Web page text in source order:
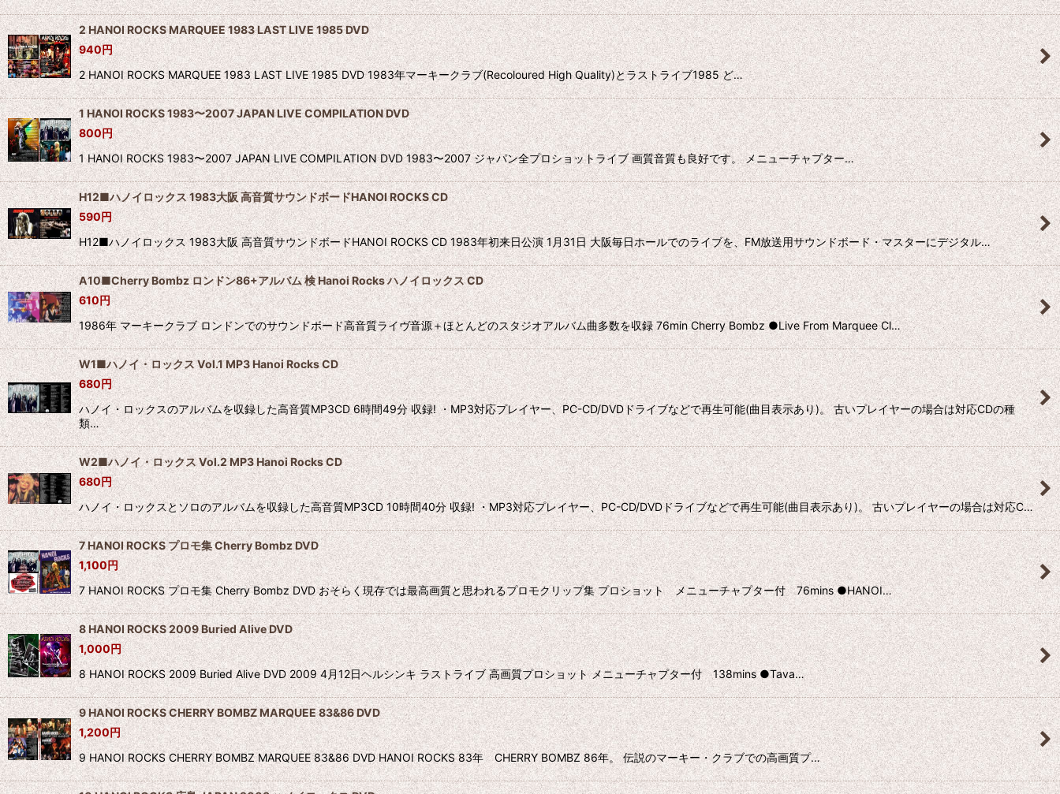
2 HANOI ROCKS MARQUEE 1983 LAST LIVE 1985 DVD
940円
2 HANOI ROCKS MARQUEE 1983 LAST LIVE 1985 DVD 1983年マーキークラブ(Recoloured High Quality)とラストライブ1985 ど…
1 HANOI ROCKS 1983〜2007 JAPAN LIVE COMPILATION DVD
800円
1 HANOI ROCKS 1983〜2007 JAPAN LIVE COMPILATION DVD 1983〜2007 ジャパン全プロショットライブ 画質音質も良好です。 メニューチャプター…
H12■ハノイロックス 1983大阪 高音質サウンドボードHANOI ROCKS CD
590円
H12■ハノイロックス 1983大阪 高音質サウンドボードHANOI ROCKS CD 1983年初来日公演 1月31日 大阪毎日ホールでのライブを、FM放送用サウンドボード・マスターにデジタル…
A10■Cherry Bombz ロンドン86+アルバム 検 Hanoi Rocks ハノイロックス CD
610円
1986年 マーキークラブ ロンドンでのサウンドボード高音質ライヴ音源＋ほとんどのスタジオアルバム曲多数を収録 76min Cherry Bombz ●Live From Marquee Cl…
W1■ハノイ・ロックス Vol.1 MP3 Hanoi Rocks CD
680円
ハノイ・ロックスのアルバムを収録した高音質MP3CD 6時間49分 収録! ・MP3対応プレイヤー、PC-CD/DVDドライブなどで再生可能(曲目表示あり)。 古いプレイヤーの場合は対応CDの種
類…
W2■ハノイ・ロックス Vol.2 MP3 Hanoi Rocks CD
680円
ハノイ・ロックスとソロのアルバムを収録した高音質MP3CD 10時間40分 収録! ・MP3対応プレイヤー、PC-CD/DVDドライブなどで再生可能(曲目表示あり)。 古いプレイヤーの場合は対応C…
7 HANOI ROCKS プロモ集 Cherry Bombz DVD
1,100円
7 HANOI ROCKS プロモ集 Cherry Bombz DVD おそらく現存では最高画質と思われるプロモクリップ集 プロショット メニューチャプター付 76mins ●HANOI…
8 HANOI ROCKS 2009 Buried Alive DVD
1,000円
8 HANOI ROCKS 2009 Buried Alive DVD 2009 4月12日ヘルシンキ ラストライブ 高画質プロショット メニューチャプター付 138mins ●Tava…
9 HANOI ROCKS CHERRY BOMBZ MARQUEE 83&86 DVD
1,200円
9 HANOI ROCKS CHERRY BOMBZ MARQUEE 83&86 DVD HANOI ROCKS 83年 CHERRY BOMBZ 86年。 伝説のマーキー・クラブでの高画質プ…